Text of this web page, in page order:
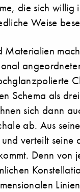
die sich willig
Weise
Materialien
Schema als
sich dann
ab. Aus
verteilt seine
Denn von